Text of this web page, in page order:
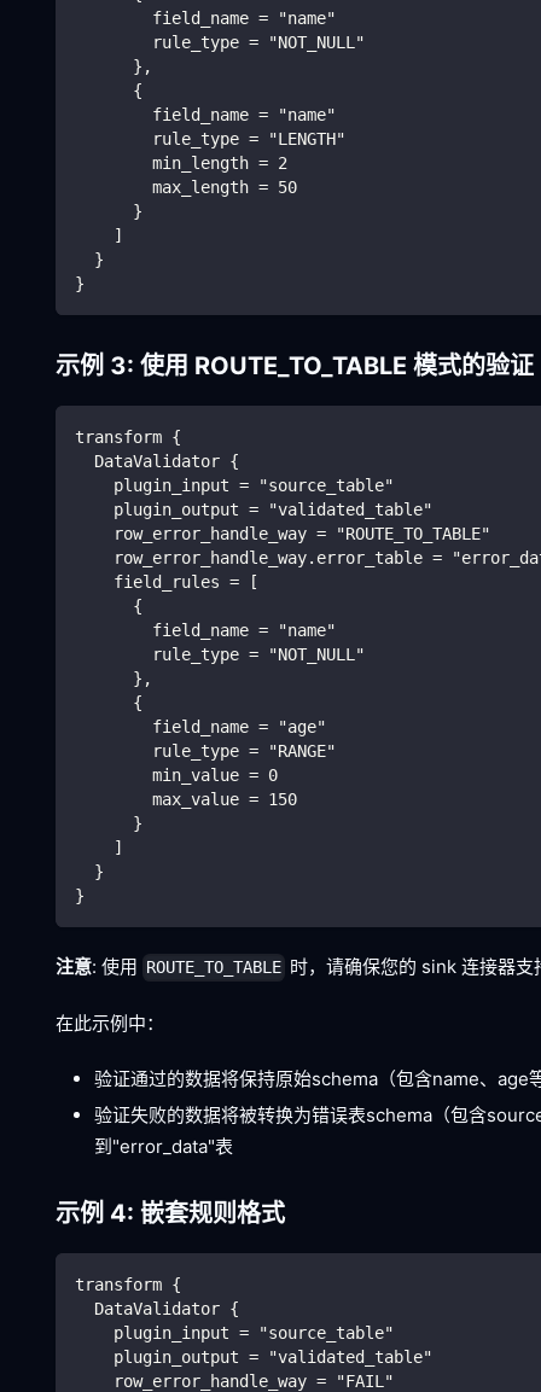
        field_name = "name"
        rule_type = "NOT_NULL"
      },
      {
        field_name = "name"
        rule_type = "LENGTH"
        min_length = 2
        max_length = 50
      }
    ]
  }
}
示例 3: 使用 ROUTE_TO_TABLE 模式的验证
transform {
  DataValidator {
    plugin_input = "source_table"
    plugin_output = "validated_table"
    row_error_handle_way = "ROUTE_TO_TABLE"
row_error_handle_way.error_table =
    field_rules = [
      {
        field_name = "name"
        rule_type = "NOT_NULL"
      },
      {
        field_name = "age"
        rule_type = "RANGE"
        min_value = 0
        max_value = 150
      }
    ]
  }
}
注意: 使用 ROUTE_TO_TABLE 时，请确保您的 sink 连接器
在此示例中：
验证通过的数据将保持原始schema（包含name、age
验证失败的数据将被转换为错误表schema（包含
到"error_data"表
示例 4: 嵌套规则格式
transform {
  DataValidator {
    plugin_input = "source_table"
    plugin_output = "validated_table"
    row_error_handle_way = "FAIL"